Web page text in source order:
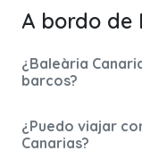
A bordo de
¿Baleària
barcos?
¿Puedo viajar
Canarias?